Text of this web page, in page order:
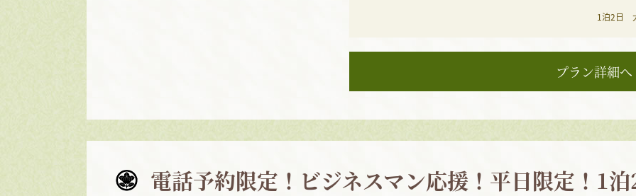
1泊2日
プラン詳細へ
電話予約限定！ビジネスマン応援！平日限定！1